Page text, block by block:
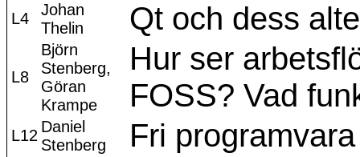
L4
Johan
Thelin
Qt och dess
L8
Björn
Stenberg,
Göran
Krampe
Hur ser
FOSS? Vad
L12 Daniel
Stenberg
Fri